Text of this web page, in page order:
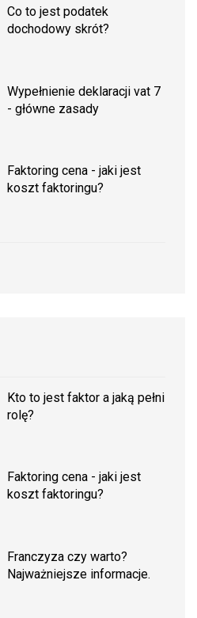
Co to jest podatek
dochodowy skrót?
Wypełnienie deklaracji vat 7
- główne zasady
Faktoring cena - jaki jest
koszt faktoringu?
Kto to jest faktor a jaką pełni
rolę?
Faktoring cena - jaki jest
koszt faktoringu?
Franczyza czy warto?
Najważniejsze informacje.